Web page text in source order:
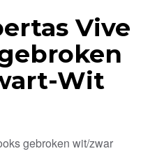
Vive
Wit
gebroken wit/zwar